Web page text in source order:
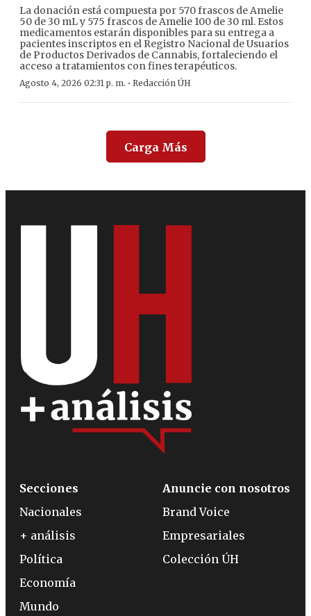
La donación está compuesta por 570 frascos de Amelie
50 de 30 mL y 575 frascos de Amelie 100 de 30 ml. Estos
medicamentos estarán disponibles para su entrega a
pacientes inscriptos en el Registro Nacional de Usuarios
de Productos Derivados de Cannabis, fortaleciendo el
acceso a tratamientos con fines terapéuticos.
Agosto 4, 2026 02:31 p. m. · Redacción ÚH
Carga Más
Secciones
Nacionales
+ análisis
Política
Economía
Mundo
Anuncie con nosotros
Brand Voice
Empresariales
Colección ÚH